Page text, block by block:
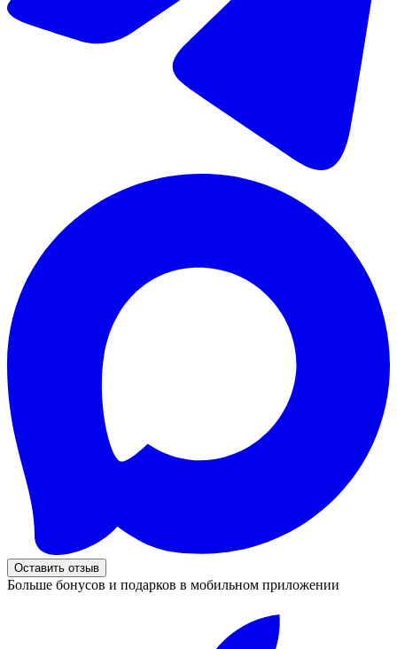
Оставить отзыв
Больше бонусов и подарков в мобильном приложении